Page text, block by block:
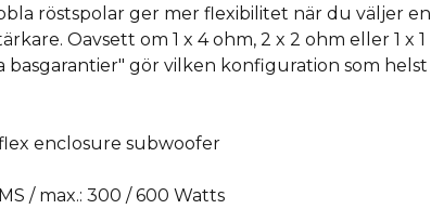
röstspolar ger mer flexibilitet när du väljer en
Oavsett om 1 x 4 ohm, 2 x 2 ohm eller 1 x 1
basgarantier″ gör vilken konfiguration som helst
enclosure subwoofer
/ max.: 300 / 600 Watts